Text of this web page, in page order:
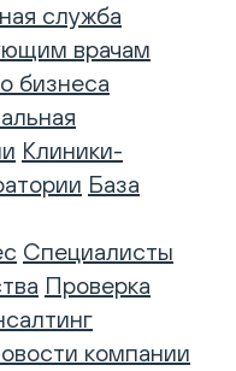
служба
врачам
бизнеса
Клиники-
База
Специалисты
Проверка
компании